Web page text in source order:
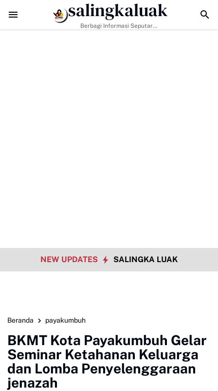
129 Kodim 0306/50 Kota Pacu Pengerasan Jalan, Akses Warga
salingkaluak
Berbagi Informasi Seputar
NEW UPDATES SALINGKA LUAK
Beranda payakumbuh
BKMT Kota Payakumbuh Gelar
Seminar Ketahanan Keluarga
dan Lomba Penyelenggaraan
jenazah